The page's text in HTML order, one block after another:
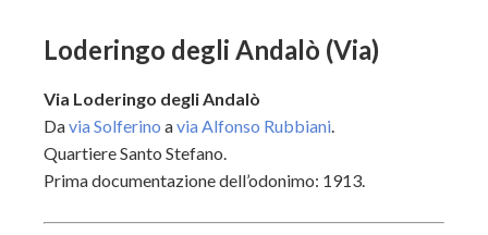
Loderingo degli Andalò (Via)
Via Loderingo degli Andalò
Davia Solferino avia Alfonso Rubbiani.
Quartiere Santo Stefano.
Prima documentazione dell’odonimo: 1913.